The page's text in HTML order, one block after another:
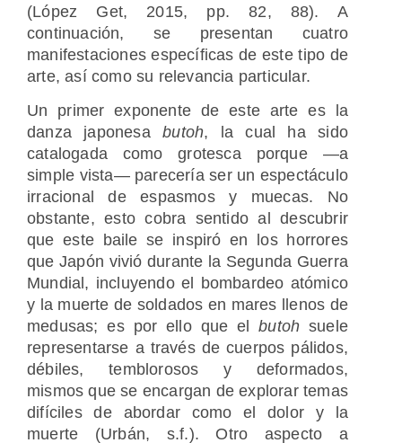
(López Get, 2015, pp. 82, 88). A
continuación, se presentan cuatro
manifestaciones específicas de este tipo de
arte, así como su relevancia particular.
Un primer exponente de este arte es la
danza japonesabutoh, la cual ha sido
catalogada como grotesca porque —a
simple vista— parecería ser un espectáculo
irracional de espasmos y muecas. No
obstante, esto cobra sentido al descubrir
que este baile se inspiró en los horrores
que Japón vivió durante la Segunda Guerra
Mundial, incluyendo el bombardeo atómico
y la muerte de soldados en mares llenos de
medusas; es por ello que elbutoh suele
representarse a través de cuerpos pálidos,
débiles, temblorosos y deformados,
mismos que se encargan de explorar temas
difíciles de abordar como el dolor y la
muerte (Urbán, s.f.). Otro aspecto a